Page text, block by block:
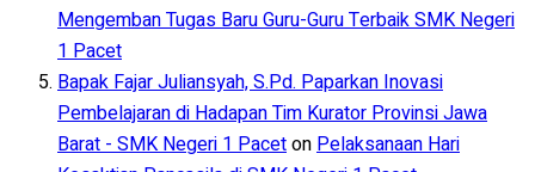
Mengemban Tugas Baru Guru-Guru Terbaik SMK Negeri
1 Pacet
Bapak Fajar Juliansyah, S.Pd. Paparkan Inovasi
Pembelajaran di Hadapan Tim Kurator Provinsi Jawa
Barat - SMK Negeri 1 PacetonPelaksanaan Hari